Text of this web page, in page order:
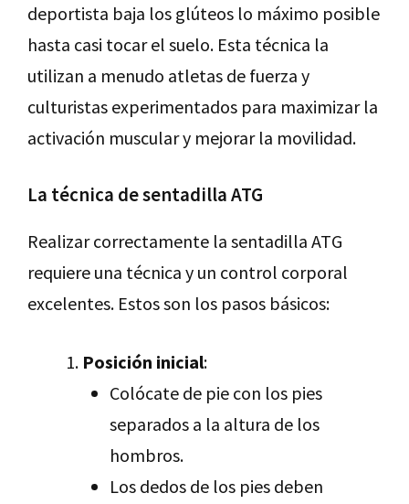
deportista baja los glúteos lo máximo posible
hasta casi tocar el suelo. Esta técnica la
utilizan a menudo atletas de fuerza y
culturistas experimentados para maximizar la
activación muscular y mejorar la movilidad.
La técnica de sentadilla ATG
Realizar correctamente la sentadilla ATG
requiere una técnica y un control corporal
excelentes. Estos son los pasos básicos:
Posición inicial:
Colócate de pie con los pies
separados a la altura de los
hombros.
Los dedos de los pies deben